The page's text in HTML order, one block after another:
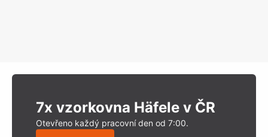
7x vzorkovna Häfele v ČR
Otevřeno každý pracovní den od 7:00.